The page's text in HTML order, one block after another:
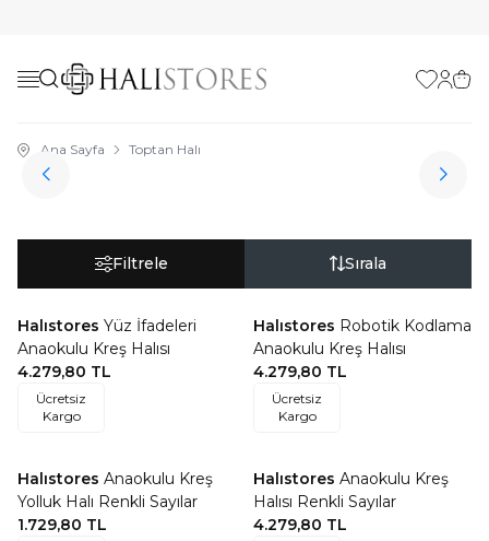
Favorilerim
Ana Sayfa Toptan Halı
Filtrele Sırala
Favorilere Ekle
Halıstores Yüz İfadeleri
Anaokulu Kreş Halısı
4.279,80 TL
Ücretsiz
Kargo
Favorilere Ekle
Halıstores Robotik Kodlama
Anaokulu Kreş Halısı
4.279,80 TL
Ücretsiz
Kargo
Ücretsiz Kargo
Favorilere Ekle
Halıstores Anaokulu Kreş
Yolluk Halı Renkli Sayılar
1.729,80 TL
Favorilere Ekle
Halıstores Anaokulu Kreş
Halısı Renkli Sayılar
4.279,80 TL